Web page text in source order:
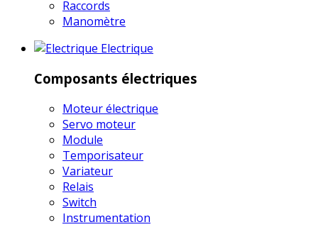
Raccords
Manomètre
Electrique
Composants électriques
Moteur électrique
Servo moteur
Module
Temporisateur
Variateur
Relais
Switch
Instrumentation